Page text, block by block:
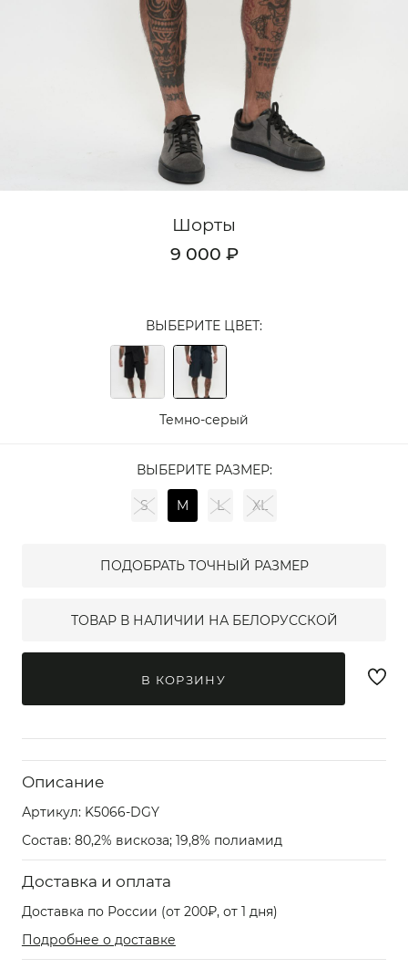
Шорты
9 000 ₽
ВЫБЕРИТЕ ЦВЕТ:
Темно-серый
ВЫБЕРИТЕ РАЗМЕР:
S M L XL
ПОДОБРАТЬ ТОЧНЫЙ РАЗМЕР
ТОВАР В НАЛИЧИИ НА БЕЛОРУССКОЙ
В КОРЗИНУ
Описание
Артикул: K5066-DGY
Состав: 80,2% вискоза; 19,8% полиамид
Доставка и оплата
Доставка по России (от 200₽, от 1 дня)
Подробнее о доставке
Аксессуары